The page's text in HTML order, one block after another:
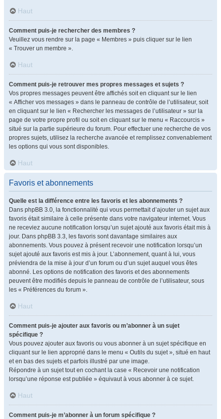
Haut
Comment puis-je rechercher des membres ?
Veuillez vous rendre sur la page « Membres » puis cliquer sur le lien
« Trouver un membre ».
Haut
Comment puis-je retrouver mes propres messages et sujets ?
Vos propres messages peuvent être affichés soit en cliquant sur le lien
« Afficher vos messages » dans le panneau de contrôle de l’utilisateur, soit
en cliquant sur le lien « Rechercher les messages de l’utilisateur » sur la
page de votre propre profil ou soit en cliquant sur le menu « Raccourcis »
situé sur la partie supérieure du forum. Pour effectuer une recherche de vos
propres sujets, utilisez la recherche avancée et remplissez convenablement
les options qui vous sont disponibles.
Haut
Favoris et abonnements
Quelle est la différence entre les favoris et les abonnements ?
Dans phpBB 3.0, la fonctionnalité qui vous permettait d’ajouter un sujet aux
favoris était similaire à celle présente dans votre navigateur internet. Vous
ne receviez aucune notification lorsqu’un sujet ajouté aux favoris était mis à
jour. Dans phpBB 3.3, les favoris sont davantage similaires aux
abonnements. Vous pouvez à présent recevoir une notification lorsqu’un
sujet ajouté aux favoris est mis à jour. L’abonnement, quant à lui, vous
préviendra de la mise à jour d’un forum ou d’un sujet auquel vous êtes
abonné. Les options de notification des favoris et des abonnements
peuvent être modifiés depuis le panneau de contrôle de l’utilisateur, sous
les « Préférences du forum ».
Haut
Comment puis-je ajouter aux favoris ou m’abonner à un sujet
spécifique ?
Vous pouvez ajouter aux favoris ou vous abonner à un sujet spécifique en
cliquant sur le lien approprié dans le menu « Outils du sujet », situé en haut
et en bas des sujets et parfois illustré par une image.
Répondre à un sujet tout en cochant la case « Recevoir une notification
lorsqu’une réponse est publiée » équivaut à vous abonner à ce sujet.
Haut
Comment puis-je m’abonner à un forum spécifique ?